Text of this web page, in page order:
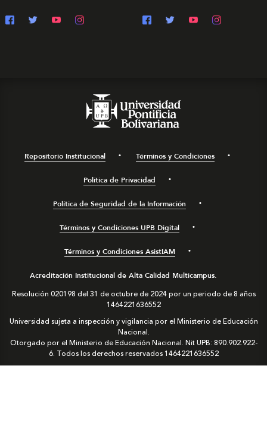
Repositorio Institucional Términos y Condiciones
Política de Privacidad
Política de Seguridad de la Información
Términos y Condiciones UPB Digital
Términos y Condiciones AsistIAM
Acreditación Institucional de Alta Calidad Multicampus.
Resolución 020198 del 31 de octubre de 2024 por un periodo de 8 años
1464221636552
Universidad sujeta a inspección y vigilancia por el Ministerio de Educación
Nacional.
Otorgado por el Ministerio de Educación Nacional. Nit UPB: 890.902.922-
6. Todos los derechos reservados1464221636552